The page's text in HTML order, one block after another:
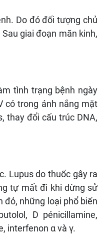
Do đó đối tượng chủ
giai đoạn mãn kinh,
tình trạng bệnh ngày
có trong ánh nắng mặt
thay đổi cấu trúc DNA,
Lupus do thuốc gây ra
tự mất đi khi dừng sử
đỏ, những loại phổ biến
D pénicillamine,
interfenon α và γ.